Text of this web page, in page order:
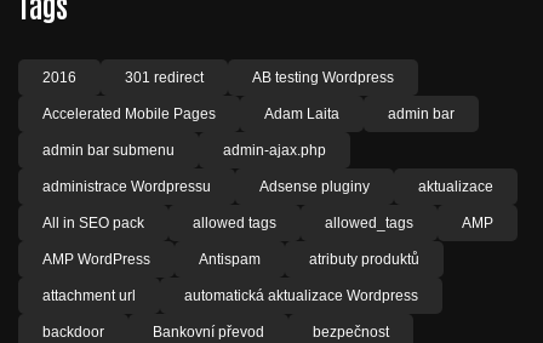
2016 301 redirect AB testing Wordpress
Accelerated Mobile Pages Adam Laita admin bar
admin bar submenu admin-ajax.php
administrace Wordpressu Adsense pluginy aktualizace
All in SEO pack allowed tags allowed_tags AMP
AMP WordPress Antispam atributy produktů
attachment url automatická aktualizace Wordpress
backdoor Bankovní převod bezpečnost